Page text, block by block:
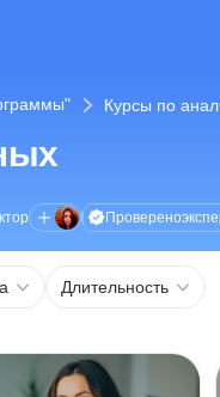
Курсы по
Проверено
Длительность